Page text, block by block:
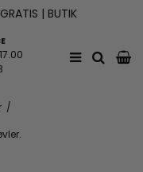
| BUTIK
/